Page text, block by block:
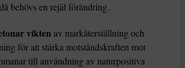
behövs en rejäl förändring.
vikten av markåterställning och
för att stärka motståndskraften mot
till användning av naturpositiva